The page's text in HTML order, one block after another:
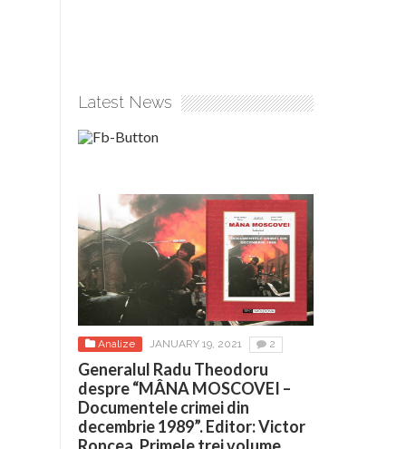
Latest News
Analize JANUARY 19, 2021 2
Generalul Radu Theodoru
despre “MÂNA MOSCOVEI –
Documentele crimei din
decembrie 1989”. Editor: Victor